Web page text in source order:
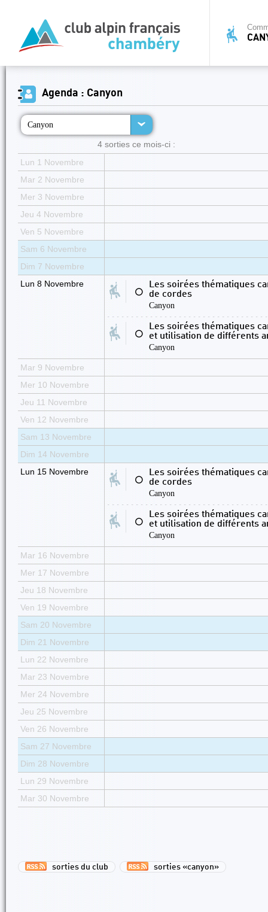
Agenda : Canyon
Canyon
4 sorties ce mois-ci :
Lun 1 Novembre
Mar 2 Novembre
Mer 3 Novembre
Jeu 4 Novembre
Ven 5 Novembre
Sam 6 Novembre
Dim 7 Novembre
Lun 8 Novembre
⚪
Les soirées thématiques
de cordes
Canyon
⚪
Les soirées thématiques
et utilisation de différents
Canyon
Mar 9 Novembre
Mer 10 Novembre
Jeu 11 Novembre
Ven 12 Novembre
Sam 13 Novembre
Dim 14 Novembre
Lun 15 Novembre
⚪
Les soirées thématiques
de cordes
Canyon
⚪
Les soirées thématiques
et utilisation de différents
Canyon
Mar 16 Novembre
Mer 17 Novembre
Jeu 18 Novembre
Ven 19 Novembre
Sam 20 Novembre
Dim 21 Novembre
Lun 22 Novembre
Mar 23 Novembre
Mer 24 Novembre
Jeu 25 Novembre
Ven 26 Novembre
Sam 27 Novembre
Dim 28 Novembre
Lun 29 Novembre
Mar 30 Novembre
sorties du club sorties «canyon»